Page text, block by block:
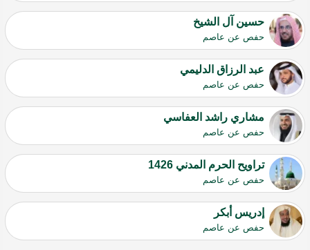
حسين آل الشيخ
حفص عن عاصم
عبد الرزاق الدليمي
حفص عن عاصم
مشاري راشد العفاسي
حفص عن عاصم
تراويح الحرم المدني 1426
حفص عن عاصم
إدريس أبكر
حفص عن عاصم